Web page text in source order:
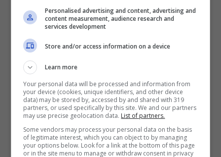
Personalised advertising and content, advertising and
content measurement, audience research and
services development
Store and/or access information on a device
Learn more
Your personal data will be processed and information from
your device (cookies, unique identifiers, and other device
data) may be stored by, accessed by and shared with 319
partners, or used specifically by this site. We and our partners
may use precise geolocation data. List of partners.
Some vendors may process your personal data on the basis
of legitimate interest, which you can object to by managing
your options below. Look for a link at the bottom of this page
or in the site menu to manage or withdraw consent in privacy